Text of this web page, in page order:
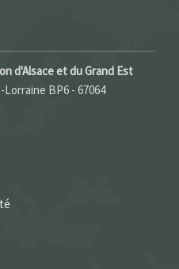
d'Alsace et du Grand Est
BP6 - 67064